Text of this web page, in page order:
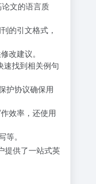
文的语言质
的引文格式，
改建议。
速找到相关例句
护协议确保用
效率，还使用
。
提供了一站式英